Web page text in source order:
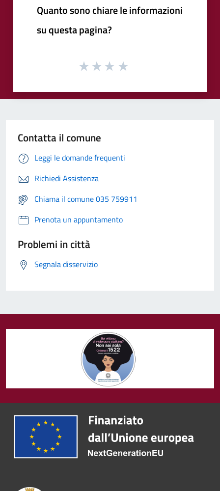
Quanto sono chiare le informazioni
su questa pagina?
Contatta il comune
Leggi le domande frequenti
Richiedi Assistenza
Chiama il comune 035 759911
Prenota un appuntamento
Problemi in città
Segnala disservizio